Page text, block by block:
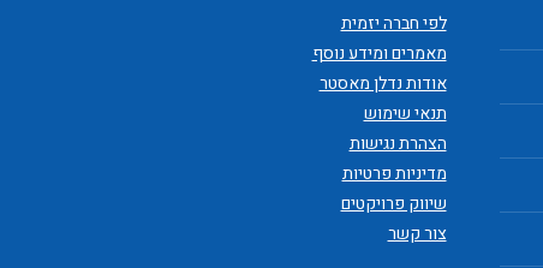
לפי חברה יזמית
מאמרים ומידע נוסף
אודות נדלן מאסטר
תנאי שימוש
הצהרת נגישות
מדיניות פרטיות
שיווק פרויקטים
צור קשר